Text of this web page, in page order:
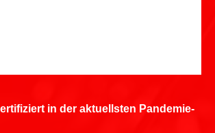
in der aktuellsten Pandemie-